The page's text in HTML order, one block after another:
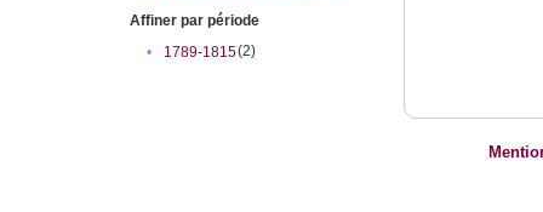
Affiner par période
•
1789-1815(2)